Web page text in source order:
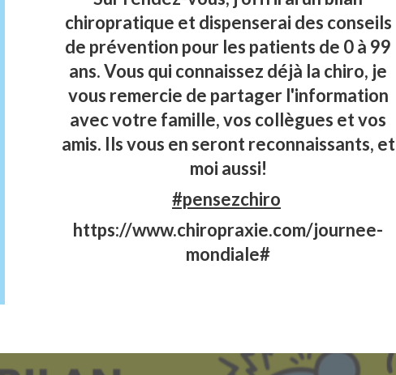
chiropratique et dispenserai des conseils
de prévention pour les patients de 0 à 99
ans. Vous qui connaissez déjà la chiro, je
vous remercie de partager l'information
avec votre famille, vos collègues et vos
amis. Ils vous en seront reconnaissants, et
moi aussi!
#pensezchiro
https://www.chiropraxie.com/journee-
mondiale#